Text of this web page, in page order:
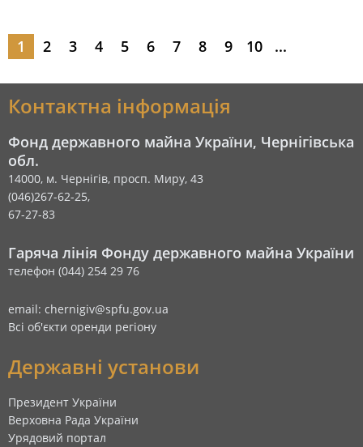
1 2 3 4 5 6 7 8 9 10 ...
Контактна інформація
Фонд державного майна України, Чернігівська
обл.
14000, м. Чернігів, просп. Миру, 43
(046)267-62-25,
67-27-83
Гаряча лінія Фонду державного майна України
телефон (044) 254 29 76
email: chernigiv@spfu.gov.ua
Всі об'єкти оренди регіону
Державні установи
Президент України
Верховна Рада України
Урядовий портал